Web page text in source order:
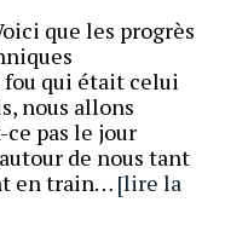
que les progrès
qui était celui
nous allons
ce pas le jour
de nous tant
en train… [lire la